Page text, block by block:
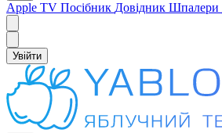
Apple TV Посібник Довідник Шпалери
Увійти